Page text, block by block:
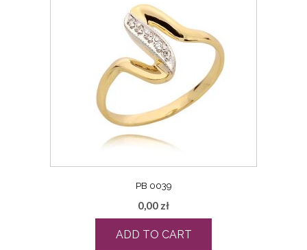
PB 0039
0,00 zł
ADD TO CART